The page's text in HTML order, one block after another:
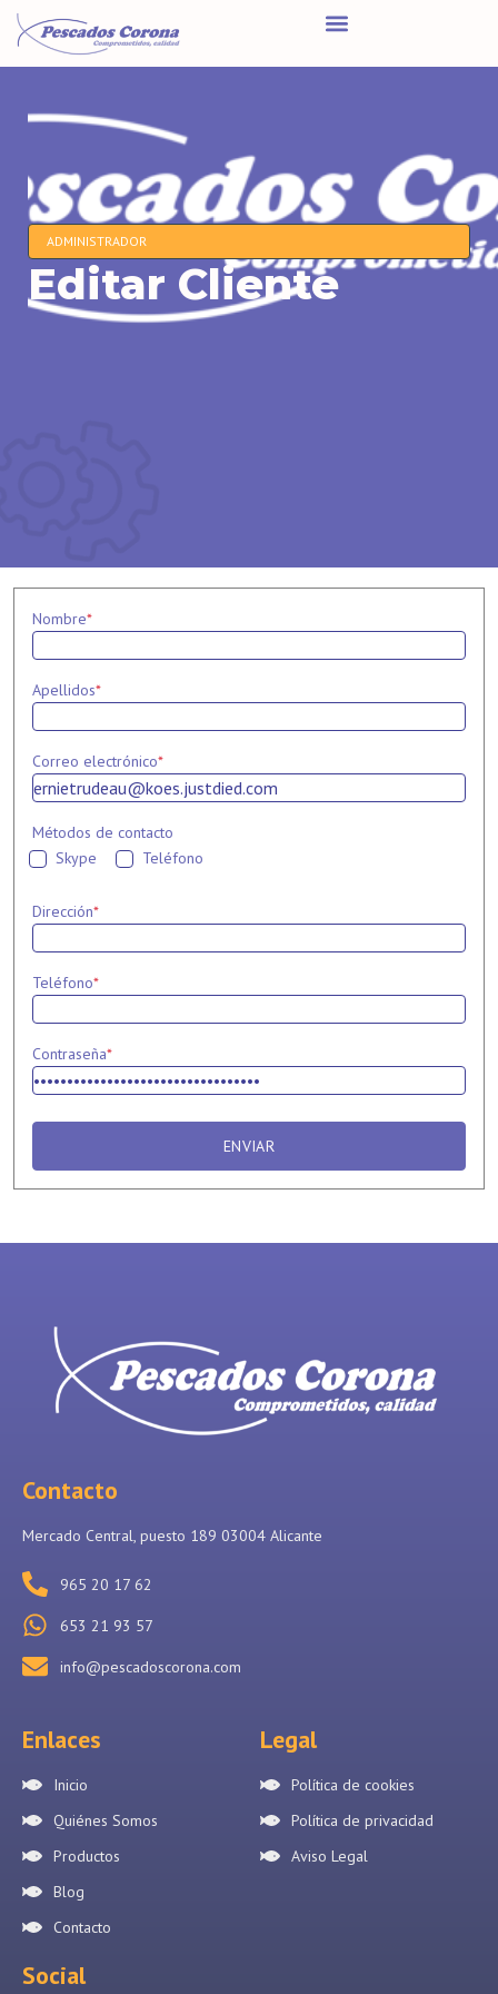
ADMINISTRADOR
Editar Cliente
Nombre*
Apellidos*
Correo electrónico*
Métodos de contacto
Skype
Teléfono
Dirección*
Teléfono*
Contraseña*
ENVIAR
Contacto
Mercado Central, puesto 189 03004 Alicante
965 20 17 62
653 21 93 57
info@pescadoscorona.com
Enlaces
Inicio
Quiénes Somos
Productos
Blog
Contacto
Legal
Política de cookies
Política de privacidad
Aviso Legal
Social